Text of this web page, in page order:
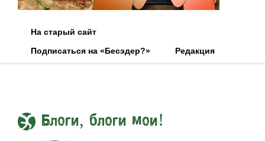
На старый сайт
Подписаться на «Бесэдер?»
Редакция
Блоги, блоги мои!